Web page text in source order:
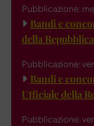
Pubblicazione:
Bandi e
della
Pubblicazione:
Bandi e
Ufficiale della
Pubblicazione: